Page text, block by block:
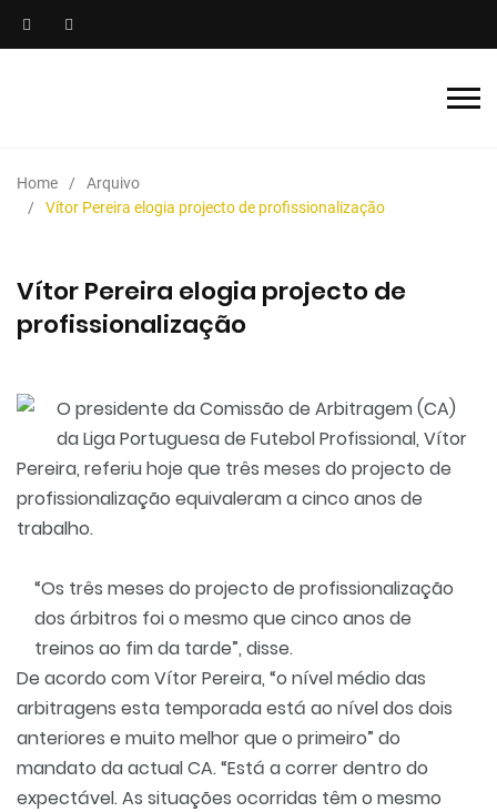
Home
Arquivo
Vítor Pereira elogia projecto de profissionalização
Vítor Pereira elogia projecto de
profissionalização
O presidente da Comissão de Arbitragem (CA)
da Liga Portuguesa de Futebol Profissional, Vítor
Pereira, referiu hoje que três meses do projecto de
profissionalização equivaleram a cinco anos de
trabalho.
“Os três meses do projecto de profissionalização
dos árbitros foi o mesmo que cinco anos de
treinos ao fim da tarde”, disse.
De acordo com Vítor Pereira, “o nível médio das
arbitragens esta temporada está ao nível dos dois
anteriores e muito melhor que o primeiro” do
mandato da actual CA. “Está a correr dentro do
expectável. As situações ocorridas têm o mesmo